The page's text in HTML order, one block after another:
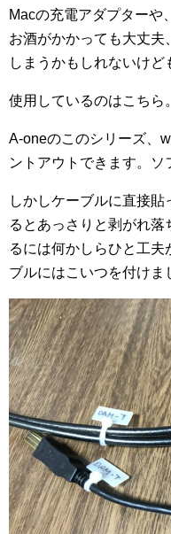
Macの充電アダプターや
お酒がかかっても大丈
しまうかもしれないけど
使用しているのはこちら。
A-oneのこのシリーズ、
ントアウトできます。ソ
しかしケーブルに直接
るとあっさりと剥がれ
るには何かしらひと工
ブルにはこいつを付けま